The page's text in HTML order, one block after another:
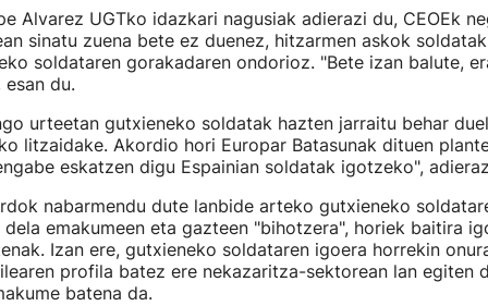
Alvarez UGTko idazkari nagusiak adierazi du, CEOEk
sinatu zuena bete ez duenez, hitzarmen askok
soldataren gorakadaren ondorioz. "Bete izan balute,
du.
urteetan gutxieneko soldatak hazten jarraitu behar
litzaidake. Akordio hori Europar Batasunak dituen
eskatzen digu Espainian soldatak igotzeko",
nabarmendu dute lanbide arteko gutxieneko
dela emakumeen eta gazteen "bihotzera", horiek baitira
Izan ere, gutxieneko soldataren igoera horrekin
profila batez ere nekazaritza-sektorean lan egiten
batena da.